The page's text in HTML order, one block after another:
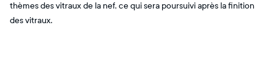
thèmes des vitraux de la nef, ce qui sera poursuivi après la finition
des vitraux.